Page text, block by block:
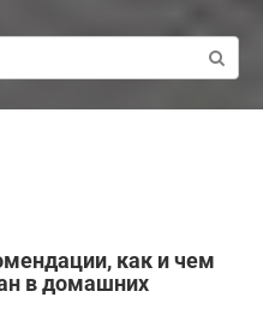
как и чем
в домашних